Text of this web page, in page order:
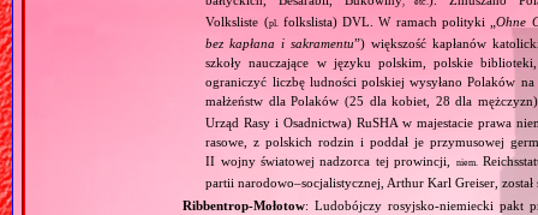
Volksliste (pl. folkslista) DVL. W ramach polityki „Ohne
bez kapłana i sakramentu”) większość kapłanów
szkoły nauczające w języku polskim, polskie
ograniczyć liczbę ludności polskiej wysyłano Polaków
małżeństw dla Polaków (25 dla kobiet, 28 dla
Urząd Rasy i Osadnictwa) RuSHA w majestacie prawa
rasowe, z polskich rodzin i poddał je przymusowej
II wojny światowej nadzorca tej prowincji,
niem.
partii narodowo–socjalistycznej, Arthur Karl Greiser, został
Ribbentrop‐Mołotow: Ludobójczy rosyjsko‐niemiecki pakt